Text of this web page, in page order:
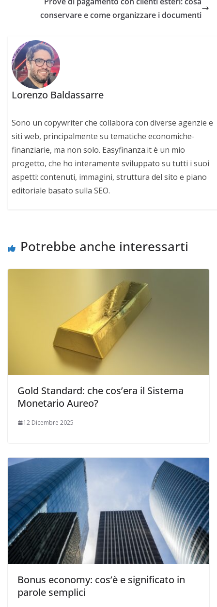
conservare e come organizzare i documenti
Lorenzo Baldassarre
Sono un copywriter che collabora con diverse agenzie e
siti web, principalmente su tematiche economiche-
finanziarie, ma non solo. Easyfinanza.it è un mio
progetto, che ho interamente sviluppato su tutti i suoi
aspetti: contenuti, immagini, struttura del sito e piano
editoriale basato sulla SEO.
Potrebbe anche interessarti
Gold Standard: che cos’era il Sistema
Monetario Aureo?
12 Dicembre 2025
Bonus economy: cos’è e significato in
parole semplici